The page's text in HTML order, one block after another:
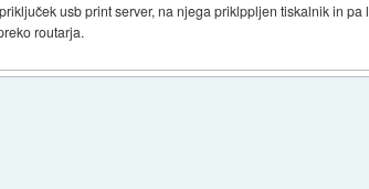
usb print server, na njega priklppljen tiskalnik in
routarja.